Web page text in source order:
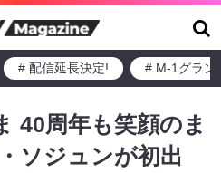
# 配信延長決定! # M-1グラン
40周年も笑顔のま
ソジュンが初出